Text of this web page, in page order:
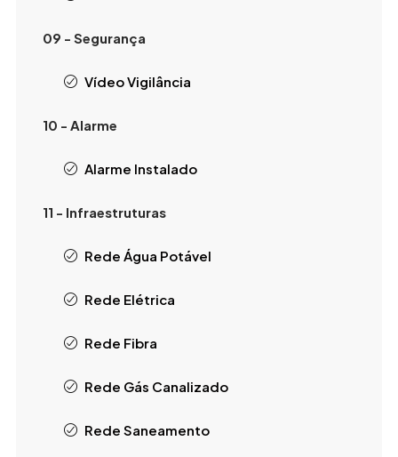
09 - Segurança
Vídeo Vigilância
10 - Alarme
Alarme Instalado
11 - Infraestruturas
Rede Água Potável
Rede Elétrica
Rede Fibra
Rede Gás Canalizado
Rede Saneamento